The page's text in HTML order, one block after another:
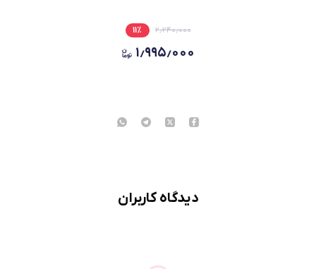
۲٫۲۴۰٫۰۰۰ ۱۱٪
۱٫۹۹۵٫۰۰۰
دیدگاه کاربران